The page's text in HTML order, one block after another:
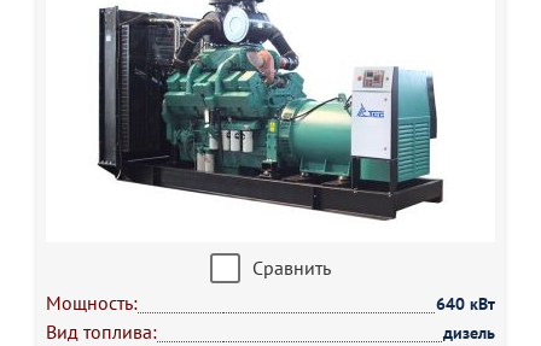
Сравнить
Мощность:
640 кВт
Вид топлива: дизель